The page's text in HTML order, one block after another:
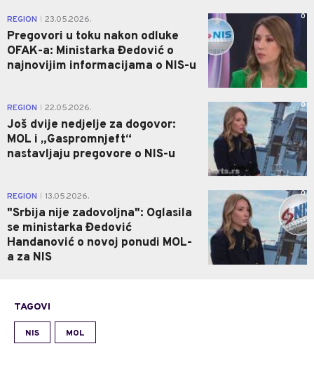
REGION 23.05.2026.
Pregovori u toku nakon odluke
OFAK-a: Ministarka Đedović o
najnovijim informacijama o NIS-u
0
REGION 22.05.2026.
Još dvije nedjelje za dogovor:
MOL i „Gaspromnjeft“
nastavljaju pregovore o NIS-u
0
REGION 13.05.2026.
"Srbija nije zadovoljna": Oglasila
se ministarka Đedović
Handanović o novoj ponudi MOL-
a za NIS
0
TAGOVI
NIS MOL